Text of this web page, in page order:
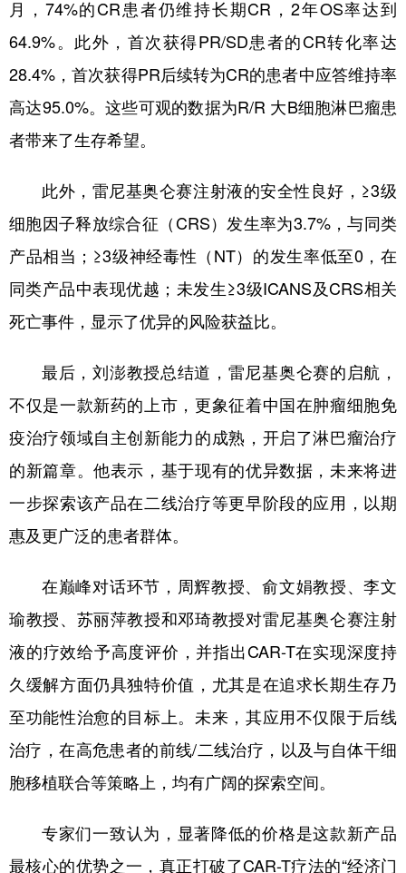
月，74%的CR患者仍维持长期CR，2年OS率达到
64.9%。此外，首次获得PR/SD患者的CR转化率达
28.4%，首次获得PR后续转为CR的患者中应答维持率
高达95.0%。这些可观的数据为R/R 大B细胞淋巴瘤患
者带来了生存希望。
此外，雷尼基奥仑赛注射液的安全性良好，≥3级
细胞因子释放综合征（CRS）发生率为3.7%，与同类
产品相当；≥3级神经毒性（NT）的发生率低至0，在
同类产品中表现优越；未发生≥3级ICANS及CRS相关
死亡事件，显示了优异的风险获益比。
最后，刘澎教授总结道，雷尼基奥仑赛的启航，
不仅是一款新药的上市，更象征着中国在肿瘤细胞免
疫治疗领域自主创新能力的成熟，开启了淋巴瘤治疗
的新篇章。他表示，基于现有的优异数据，未来将进
一步探索该产品在二线治疗等更早阶段的应用，以期
惠及更广泛的患者群体。
在巅峰对话环节，周辉教授、俞文娟教授、李文
瑜教授、苏丽萍教授和邓琦教授对雷尼基奥仑赛注射
液的疗效给予高度评价，并指出CAR-T在实现深度持
久缓解方面仍具独特价值，尤其是在追求长期生存乃
至功能性治愈的目标上。未来，其应用不仅限于后线
治疗，在高危患者的前线/二线治疗，以及与自体干细
胞移植联合等策略上，均有广阔的探索空间。
专家们一致认为，显著降低的价格是这款新产品
最核心的优势之一，真正打破了CAR-T疗法的“经济门